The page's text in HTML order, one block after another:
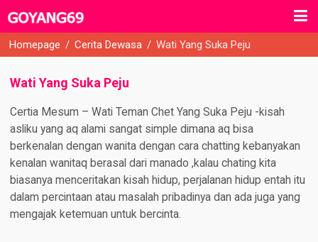
Homepage / Cerita Dewasa / Wati Yang Suka Peju
Wati Yang Suka Peju
Certia Mesum – Wati Teman Chet Yang Suka Peju -kisah
asliku yang aq alami sangat simple dimana aq bisa
berkenalan dengan wanita dengan cara chatting kebanyakan
kenalan wanitaq berasal dari manado ,kalau chating kita
biasanya menceritakan kisah hidup, perjalanan hidup entah itu
dalam percintaan atau masalah pribadinya dan ada juga yang
mengajak ketemuan untuk bercinta.